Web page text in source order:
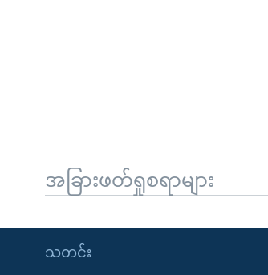
အခြားဖတ်ရှုစရာများ
သတင်း